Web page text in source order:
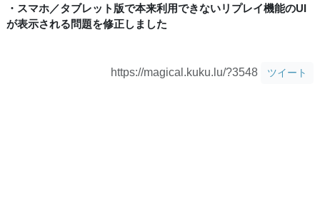
・スマホ／タブレット版で本来利用できないリプレイ機能のUI
が表示される問題を修正しました
https://magical.kuku.lu/?3548 ツイート